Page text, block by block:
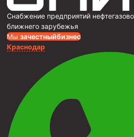
Снабжение предприятий
ближнего зарубежья
Мы зачестныйбизнес
Краснодар